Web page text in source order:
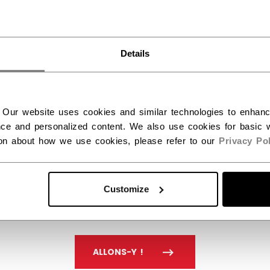
Details
website uses cookies and similar technologies to
and personalized content. We also use cookies for basic
about how we use cookies, please refer to our Privacy
Customize
ALLONS-Y !